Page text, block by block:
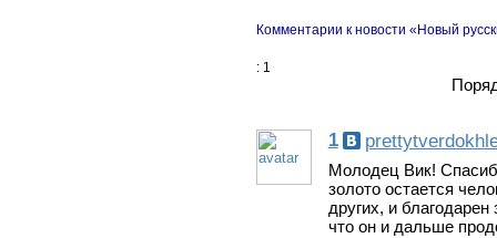
Комментарии к новости «Новый
: 1
1
Молодец Вик!
золото остается
других, и
что он и дальше